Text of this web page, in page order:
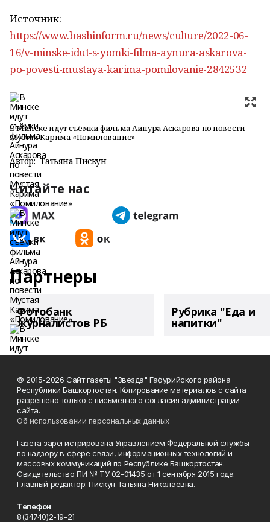
Источник:
https://www.bashinform.ru/news/culture/2022-06-
16/v-minske-idut-s-yomki-filma-aynura-askarova-
po-povesti-mustaya-karima-pomilovanie-2842532
В Минске идут съёмки фильма Айнура Аскарова по повести
Мустая Карима «Помилование»
Автор: Татьяна Пискун
Читайте нас
Партнеры
Фотобанк
журналистов РБ
Рубрика "Еда и
напитки"
© 2015-2026 Сайт газеты "Звезда" Гафурийского района
Республики Башкортостан. Копирование материалов с сайта
разрешено только с письменного согласия администрации
сайта.
Об использовании персональных данных
Газета зарегистрирована Управлением Федеральной службы
по надзору в сфере связи, информационных технологий и
массовых коммуникаций по Республике Башкортостан.
Свидетельство ПИ № ТУ 02-01435 от 1 сентября 2015 года.
Главный редактор: Пискун Татьяна Николаевна.
Телефон
8(34740)2-19-21